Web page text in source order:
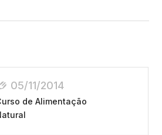
05/11/2014
de Alimentação